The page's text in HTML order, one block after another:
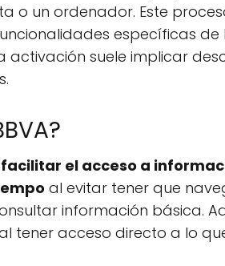
o un ordenador. Este
específicas de
activación suele implicar
facilitar el acceso a
al evitar tener que
información básica.
tener acceso directo a lo